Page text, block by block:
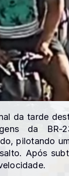
da tarde
da BR-
pilotando
Após